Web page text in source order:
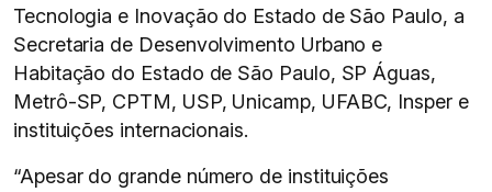
Tecnologia e Inovação do Estado de São Paulo, a
Secretaria de Desenvolvimento Urbano e
Habitação do Estado de São Paulo, SP Águas,
Metrô-SP, CPTM, USP, Unicamp, UFABC, Insper e
instituições internacionais.
“Apesar do grande número de instituições